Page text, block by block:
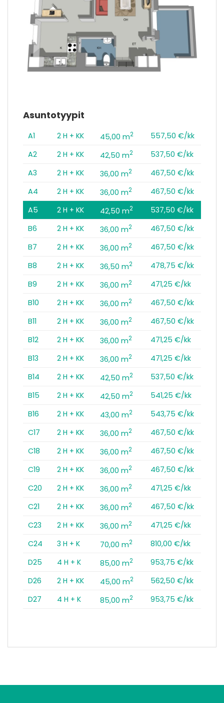
Asuntotyypit
A1 2 H + KK 45,00 m2
557,50 €/kk
A2
2 H + KK 42,50 m2
537,50 €/kk
A3
2 H + KK 36,00 m2
467,50 €/kk
A4
2 H + KK 36,00 m2
467,50 €/kk
A5
2 H + KK 42,50 m2
537,50 €/kk
B6
2 H + KK 36,00 m2
467,50 €/kk
B7
2 H + KK 36,00 m2
467,50 €/kk
B8
2 H + KK 36,50 m2
478,75 €/kk
B9
2 H + KK 36,00 m2
471,25 €/kk
B10
2 H + KK 36,00 m2
467,50 €/kk
B11
2 H + KK 36,00 m2
467,50 €/kk
B12
2 H + KK 36,00 m2
471,25 €/kk
B13
2 H + KK 36,00 m2
471,25 €/kk
B14
2 H + KK 42,50 m2
537,50 €/kk
B15
2 H + KK 42,50 m2
541,25 €/kk
B16
2 H + KK 43,00 m2
543,75 €/kk
C17
2 H + KK 36,00 m2
467,50 €/kk
C18
2 H + KK 36,00 m2
467,50 €/kk
C19
2 H + KK 36,00 m2
467,50 €/kk
C20
2 H + KK 36,00 m2
471,25 €/kk
C21
2 H + KK 36,00 m2
467,50 €/kk
C23
2 H + KK 36,00 m2
471,25 €/kk
C24
3 H + K 70,00 m2
810,00 €/kk
D25
4 H + K 85,00 m2
953,75 €/kk
D26
2 H + KK 45,00 m2
562,50 €/kk
D27
4 H + K 85,00 m2 953,75 €/kk